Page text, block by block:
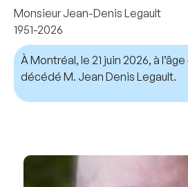
Monsieur Jean-Denis Legault
1951-2026
À Montréal, le 21 juin 2026, à
décédé M. Jean Denis Legault.